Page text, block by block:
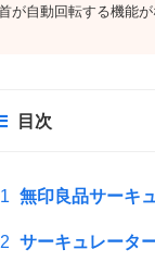
が自動回転する機能
目次
無印良品サーキ
サーキュレータ